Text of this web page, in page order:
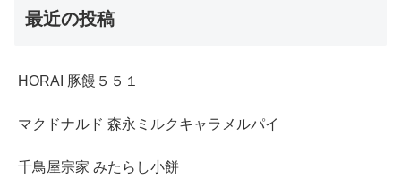
最近の投稿
HORAI 豚饅５５１
マクドナルド 森永ミルクキャラメルパイ
千鳥屋宗家 みたらし小餅